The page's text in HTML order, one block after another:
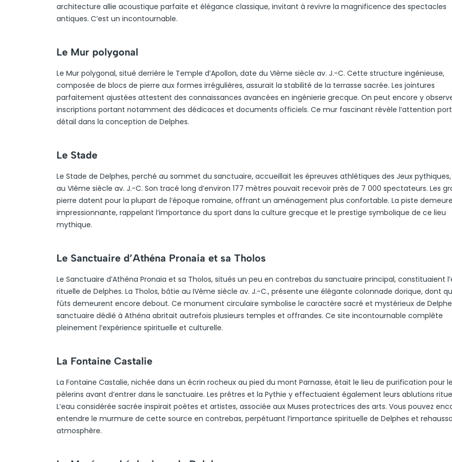
architecture allie acoustique parfaite et élégance classique, invitant à revivre la magnificence des spectacles
antiques. C’est un incontournable.
Le Mur polygonal
Le Mur polygonal, situé derrière le Temple d’Apollon, date du VIème siècle av. J.-C. Cette structure ingénieuse,
composée de blocs de pierre aux formes irrégulières, assurait la stabilité de la terrasse sacrée. Les jointures
parfaitement ajustées attestent des connaissances avancées en ingénierie grecque. On peut encore y
inscriptions portant notamment des dédicaces et documents officiels. Ce mur fascinant révèle l’attention
détail dans la conception de Delphes.
Le Stade
Le Stade de Delphes, perché au sommet du sanctuaire, accueillait les épreuves athlétiques des Jeux
au VIème siècle av. J.-C. Son tracé long d’environ 177 mètres pouvait recevoir près de 7 000 spectateurs. Les
pierre datent pour la plupart de l’époque romaine, offrant un aménagement plus confortable. La piste
impressionnante, rappelant l’importance du sport dans la culture grecque et le prestige symbolique de ce lieu
mythique.
Le Sanctuaire d’Athéna Pronaia et sa Tholos
Le Sanctuaire d’Athéna Pronaia et sa Tholos, situés un peu en contrebas du sanctuaire principal, constituaient
rituelle de Delphes. La Tholos, bâtie au IVème siècle av. J.-C., présente une élégante colonnade dorique, dont
fûts demeurent encore debout. Ce monument circulaire symbolise le caractère sacré et mystérieux de
sanctuaire dédié à Athéna abritait autrefois plusieurs temples et offrandes. Ce site incontournable complète
pleinement l’expérience spirituelle et culturelle.
La Fontaine Castalie
La Fontaine Castalie, nichée dans un écrin rocheux au pied du mont Parnasse, était le lieu de purification pour
pèlerins avant d’entrer dans le sanctuaire. Les prêtres et la Pythie y effectuaient également leurs ablutions
L’eau considérée sacrée inspirait poètes et artistes, associée aux Muses protectrices des arts. Vous pouvez
entendre le murmure de cette source en contrebas, perpétuant l’importance spirituelle de Delphes et
atmosphère.